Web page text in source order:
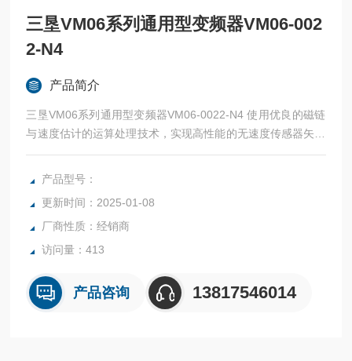
三垦VM06系列通用型变频器VM06-002
2-N4
产品简介
三垦VM06系列通用型变频器VM06-0022-N4 使用优良的磁链
与速度估计的运算处理技术，实现高性能的无速度传感器矢量
控制和有PG传感器闭环矢量控制，在各个行业均有出色表
现。B模式：400V级三相输入 1.5kW～315kW&amp;#160; &
～250kW&amp;#160; 过载150%-min
产品型号：
更新时间：2025-01-08
厂商性质：经销商
访问量：413
产品咨询 13817546014